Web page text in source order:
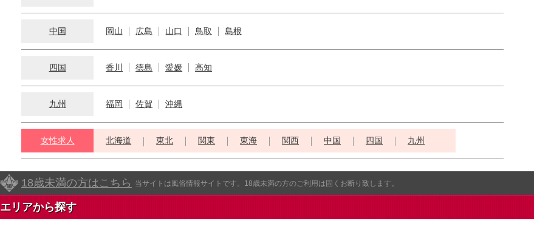
中国 岡山 広島 山口 鳥取 島根
四国 香川 徳島 愛媛 高知
九州 福岡 佐賀 沖縄
女性求人 北海道 東北 関東 東海 関西 中国 四国 九州
18歳未満の方はこちら 当サイトは風俗情報サイトです。18歳未満の方のご利用は固くお断り致します。
エリアから探す